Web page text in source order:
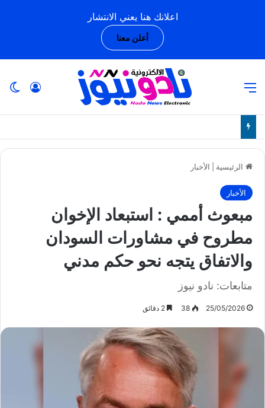
اعلانك هنا يعني الانتشار
أعلن معنا
الرئيسية الأخبار
الأخبار
مبعوث أممي : استبعاد الإخوان
مطروح في مشاورات السودان
والاتفاق يتجه نحو حكم مدني
متابعات: نادو نيوز
25/05/2026
38